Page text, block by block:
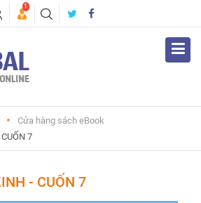
1
Cửa hàng sách eBook
7
- CUỐN 7